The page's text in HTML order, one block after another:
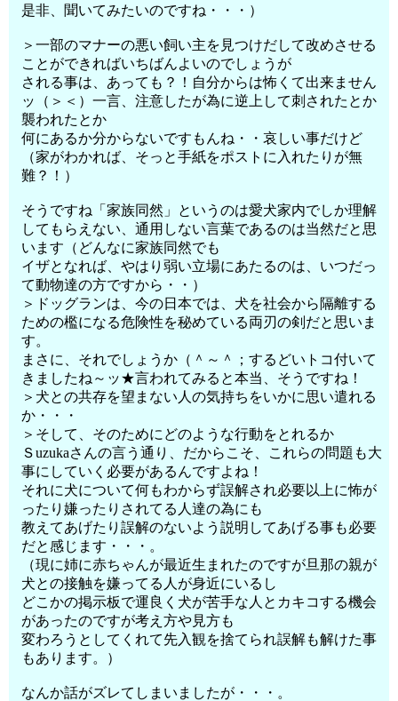
是非、聞いてみたいのですね・・・）
＞一部のマナーの悪い飼い主を見つけだして改めさせる
ことができればいちばんよいのでしょうが
される事は、あっても？！自分からは怖くて出来ません
ッ（＞＜）一言、注意したが為に逆上して刺されたとか
襲われたとか
何にあるか分からないですもんね・・哀しい事だけど
（家がわかれば、そっと手紙をポストに入れたりが無
難？！）
そうですね「家族同然」というのは愛犬家内でしか理解
してもらえない、通用しない言葉であるのは当然だと思
います（どんなに家族同然でも
イザとなれば、やはり弱い立場にあたるのは、いつだっ
て動物達の方ですから・・）
＞ドッグランは、今の日本では、犬を社会から隔離する
ための檻になる危険性を秘めている両刃の剣だと思いま
す。
まさに、それでしょうか（＾～＾；するどいトコ付いて
きましたね～ッ★言われてみると本当、そうですね！
＞犬との共存を望まない人の気持ちをいかに思い遣れる
か・・・
＞そして、そのためにどのような行動をとれるか
Ｓuzukaさんの言う通り、だからこそ、これらの問題も大
事にしていく必要があるんですよね！
それに犬について何もわからず誤解され必要以上に怖が
ったり嫌ったりされてる人達の為にも
教えてあげたり誤解のないよう説明してあげる事も必要
だと感じます・・・。
（現に姉に赤ちゃんが最近生まれたのですが旦那の親が
犬との接触を嫌ってる人が身近にいるし
どこかの掲示板で運良く犬が苦手な人とカキコする機会
があったのですが考え方や見方も
変わろうとしてくれて先入観を捨てられ誤解も解けた事
もあります。）
なんか話がズレてしまいましたが・・・。